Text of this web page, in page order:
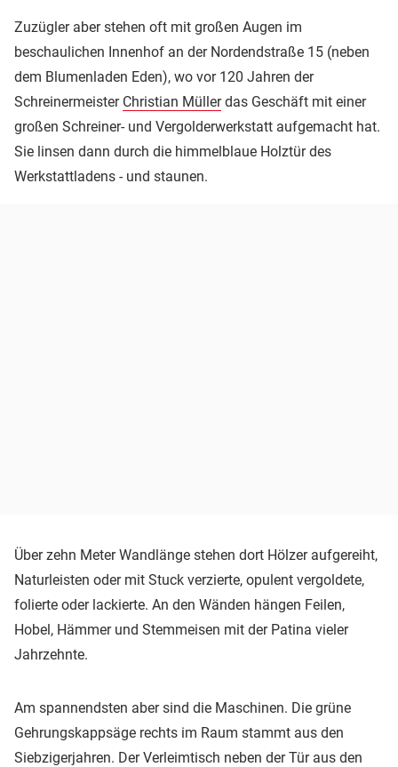
Zuzügler aber stehen oft mit großen Augen im
beschaulichen Innenhof an der Nordendstraße 15 (neben
dem Blumenladen Eden), wo vor 120 Jahren der
Schreinermeister Christian Müllerdas Geschäft mit einer
großen Schreiner- und Vergolderwerkstatt aufgemacht hat.
Sie linsen dann durch die himmelblaue Holztür des
Werkstattladens - und staunen.
Über zehn Meter Wandlänge stehen dort Hölzer aufgereiht,
Naturleisten oder mit Stuck verzierte, opulent vergoldete,
folierte oder lackierte. An den Wänden hängen Feilen,
Hobel, Hämmer und Stemmeisen mit der Patina vieler
Jahrzehnte.
Am spannendsten aber sind die Maschinen. Die grüne
Gehrungskappsäge rechts im Raum stammt aus den
Siebzigerjahren. Der Verleimtisch neben der Tür aus den